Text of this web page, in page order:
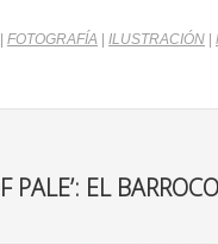
FOTOGRAFÍA ILUSTRACIÓN
PALE’: EL